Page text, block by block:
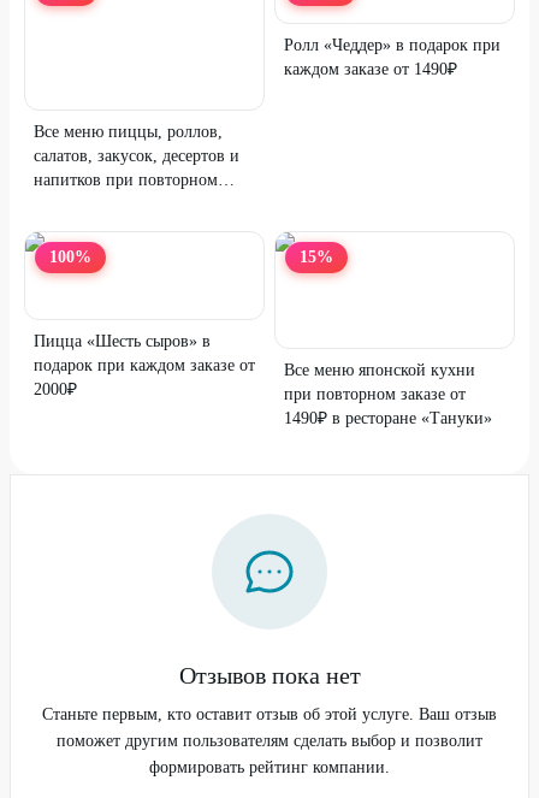
Все меню пиццы, роллов,
салатов, закусок, десертов и
напитков при повторном
Пицца»
Ролл «Чеддер» в подарок при
каждом заказе от 1490₽
100%
Пицца «Шесть сыров» в
подарок при каждом заказе от
2000₽
15%
Все меню японской кухни
при повторном заказе от
1490₽ в ресторане «Тануки»
Отзывов пока нет
Станьте первым, кто оставит отзыв об этой услуге. Ваш отзыв
поможет другим пользователям сделать выбор и позволит
формировать рейтинг компании.